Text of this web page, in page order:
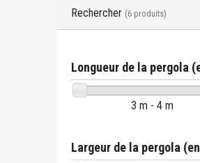
Rechercher (6 produits)
Longueur de la pergola
3 m - 4 m
Largeur de la pergola